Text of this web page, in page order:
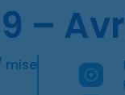
–
mise